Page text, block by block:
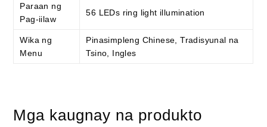
Paraan ng
Pag-iilaw
56 LEDs ring light illumination
Wika ng
Menu
Pinasimpleng Chinese, Tradisyunal na
Tsino, Ingles
Mga kaugnay na produkto